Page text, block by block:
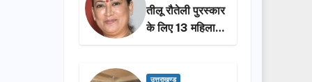
तीलू रौतेली पुरस्कार
के लिए 13 महिलाओं
का चयन, 35
उत्तराखण्ड